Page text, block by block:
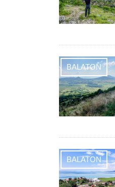
BALATON
BALATON